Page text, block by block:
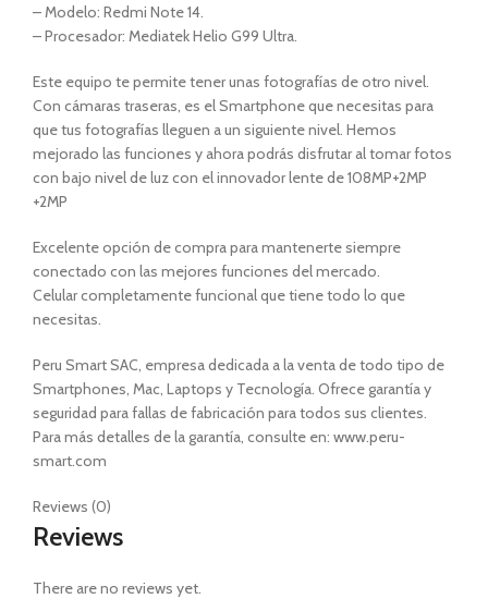
– Modelo: Redmi Note 14.
– Procesador: Mediatek Helio G99 Ultra.
Este equipo te permite tener unas fotografías de otro nivel.
Con cámaras traseras, es el Smartphone que necesitas para
que tus fotografías lleguen a un siguiente nivel. Hemos
mejorado las funciones y ahora podrás disfrutar al tomar fotos
con bajo nivel de luz con el innovador lente de 108MP+2MP
+2MP
Excelente opción de compra para mantenerte siempre
conectado con las mejores funciones del mercado.
Celular completamente funcional que tiene todo lo que
necesitas.
Peru Smart SAC, empresa dedicada a la venta de todo tipo de
Smartphones, Mac, Laptops y Tecnología. Ofrece garantía y
seguridad para fallas de fabricación para todos sus clientes.
Para más detalles de la garantía, consulte en: www.peru-
smart.com
Reviews (0)
Reviews
There are no reviews yet.